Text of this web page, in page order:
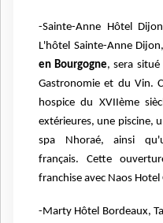
-Sainte-Anne Hôtel
L'hôtel Sainte-Anne
en Bourgogne, sera
Gastronomie et du Vin.
hospice du XVIIème
extérieures, une piscine,
spa Nhoraé, ainsi
français. Cette
franchise avec Naos Hotel
-Marty Hôtel Bordeaux,